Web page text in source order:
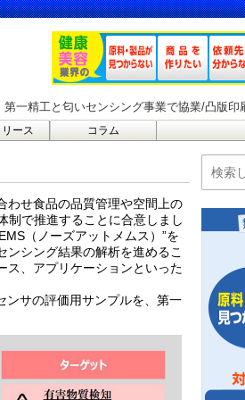
第一精工と匂いセンシング事業で協業/凸版印
ース コラム
わせ食品の品質管理や空間上の
制で推進することに合意しまし
（ノーズアットメムス）”を
シング結果の解析を進めるこ
ス、アプリケーションといった
ンサの評価用サンプルを、第一